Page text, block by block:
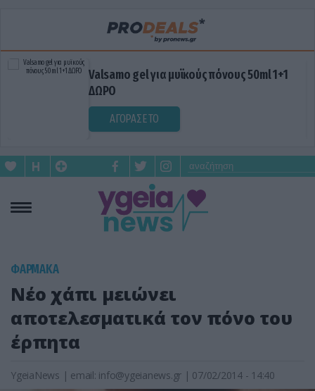
Valsamo gel για μυϊκούς πόνους 50ml 1+1
ΔΩΡΟ
ΑΓΟΡΑΣΕ ΤΟ
ΦΑΡΜΑΚΑ
Νέο χάπι μειώνει
αποτελεσματικά τον πόνο του
έρπητα
YgeiaNews | email: info@ygeianews.gr | 07/02/2014 - 14:40